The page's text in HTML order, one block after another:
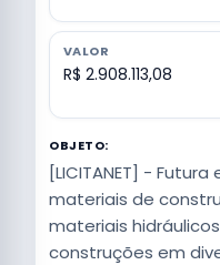
VALOR
R$ 2.908.113,08
OBJETO:
[LICITANET] -
materiais de
materiais
construções em